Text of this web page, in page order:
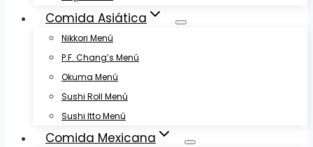
Comida Asiática
Nikkori Menú
P.F. Chang’s Menú
Okuma Menú
Sushi Roll Menú
Sushi Itto Menú
Comida Mexicana